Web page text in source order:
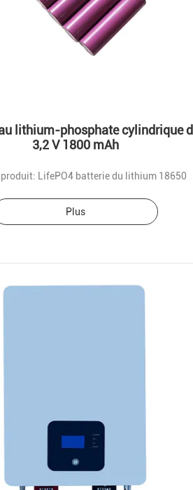
lithium-phosphate cylindrique
3,2 V 1800 mAh
produit: LifePO4 batterie du lithium 18650
Plus